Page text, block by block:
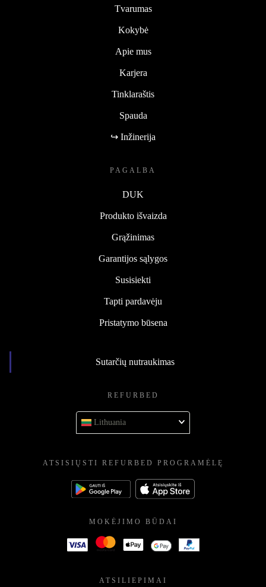
Tvarumas
Kokybė
Apie mus
Karjera
Tinklaraštis
Spauda
↪ Inžinerija
PAGALBA
DUK
Produkto išvaizda
Grąžinimas
Garantijos sąlygos
Susisiekti
Tapti pardavėju
Pristatymo būsena
Sutarčių nutraukimas
REFURBED
Lithuania
ATSISIŲSTI REFURBED PROGRAMĖLĘ
MOKĖJIMO BŪDAI
ATSILIEPIMAI